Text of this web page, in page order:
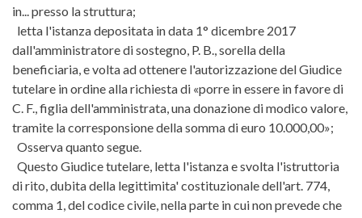
in... presso la struttura;
letta l'istanza depositata in data 1° dicembre 2017
dall'amministratore di sostegno, P. B., sorella della
beneficiaria, e volta ad ottenere l'autorizzazione del Giudice
tutelare in ordine alla richiesta di «porre in essere in favore di
C. F., figlia dell'amministrata, una donazione di modico valore,
tramite la corresponsione della somma di euro 10.000,00»;
Osserva quanto segue.
Questo Giudice tutelare, letta l'istanza e svolta l'istruttoria
di rito, dubita della legittimita' costituzionale dell'art. 774,
comma 1, del codice civile, nella parte in cui non prevede che